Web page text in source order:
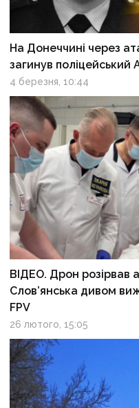
На Донеччині через
загинув поліцейський
4 березня, 10:44
ВІДЕО. Дрон розірвав
Слов’янська дивом
FPV
26 лютого, 15:05